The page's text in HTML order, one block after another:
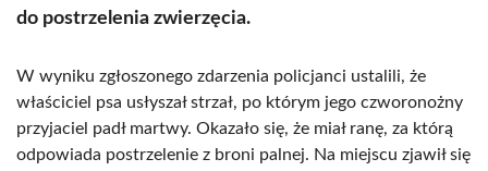
do postrzelenia zwierzęcia.
W wyniku zgłoszonego zdarzenia policjanci ustalili, że
właściciel psa usłyszał strzał, po którym jego czworonożny
przyjaciel padł martwy. Okazało się, że miał ranę, za którą
odpowiada postrzelenie z broni palnej. Na miejscu zjawił się